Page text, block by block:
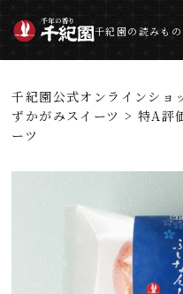
千紀園の読みもの
千紀園公式オンラインショ
ずかがみスイーツ > 特A評
ーツ